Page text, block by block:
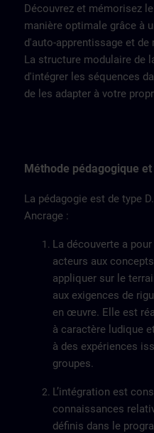
Découvrez et mémorisez
manière optimale grâce à
d'auto-apprentissage et de
La structure modulaire de
d'intégrer les séquences
de les adapter à votre
Méthode pédagogique
La pédagogie est de type
Ancrage :
La découverte a
acteurs aux
appliquer sur le
aux exigences de
en œuvre. Elle est
à caractère ludique
à des expériences
groupes.
L’intégration est
connaissances
définis dans le